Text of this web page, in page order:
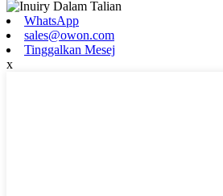
WhatsApp
sales@owon.com
Tinggalkan Mesej
x